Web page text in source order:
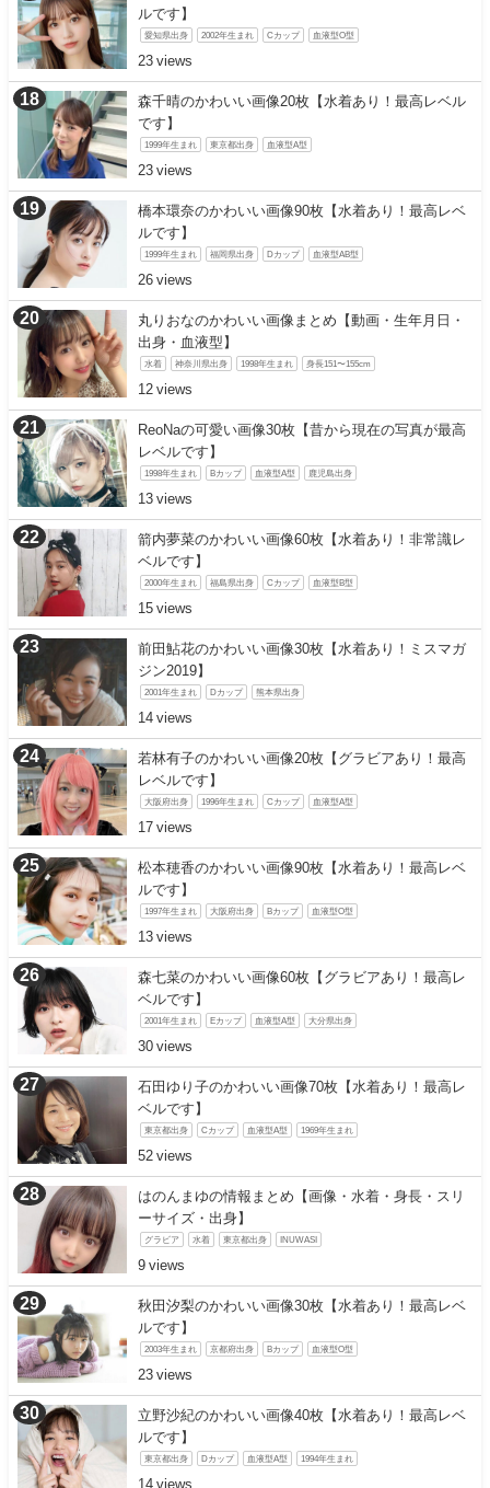
ルです】
愛知県出身 2002年生まれ Cカップ 血液型O型
23
森千晴のかわいい画像20枚【水着あり！最高レベル
です】
1999年生まれ 東京都出身 血液型A型
23
橋本環奈のかわいい画像90枚【水着あり！最高レベ
ルです】
1999年生まれ 福岡県出身 Dカップ 血液型AB型
26
丸りおなのかわいい画像まとめ【動画・生年月日・
出身・血液型】
水着 神奈川県出身 1998年生まれ 身長151〜155cm
12
ReoNaの可愛い画像30枚【昔から現在の写真が最高
レベルです】
1998年生まれ Bカップ 血液型A型 鹿児島出身
13
箭内夢菜のかわいい画像60枚【水着あり！非常識レ
ベルです】
2000年生まれ 福島県出身 Cカップ 血液型B型
15
前田鮎花のかわいい画像30枚【水着あり！ミスマガ
ジン2019】
2001年生まれ Dカップ 熊本県出身
14
若林有子のかわいい画像20枚【グラビアあり！最高
レベルです】
大阪府出身 1996年生まれ Cカップ 血液型A型
17
松本穂香のかわいい画像90枚【水着あり！最高レベ
ルです】
1997年生まれ 大阪府出身 Bカップ 血液型O型
13
森七菜のかわいい画像60枚【グラビアあり！最高レ
ベルです】
2001年生まれ Eカップ 血液型A型 大分県出身
30
石田ゆり子のかわいい画像70枚【水着あり！最高レ
ベルです】
東京都出身 Cカップ 血液型A型 1969年生まれ
52
はのんまゆの情報まとめ【画像・水着・身長・スリ
ーサイズ・出身】
グラビア 水着 東京都出身 INUWASI
9
秋田汐梨のかわいい画像30枚【水着あり！最高レベ
ルです】
2003年生まれ 京都府出身 Bカップ 血液型O型
23
立野沙紀のかわいい画像40枚【水着あり！最高レベ
ルです】
東京都出身 Dカップ 血液型A型 1994年生まれ
14